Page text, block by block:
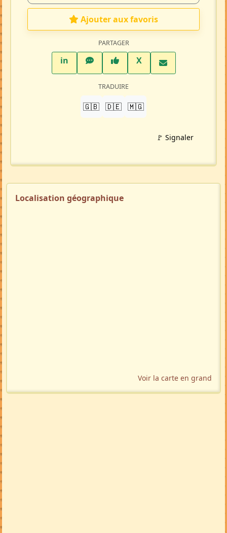
Ajouter aux favoris
PARTAGER
inLinkedInWhatsAppFacebook
XTwitter X
TRADUIRE
🇬🇧 🇩🇪 🇲🇬
🚩 Signaler
Localisation géographique
Voir la carte en grand